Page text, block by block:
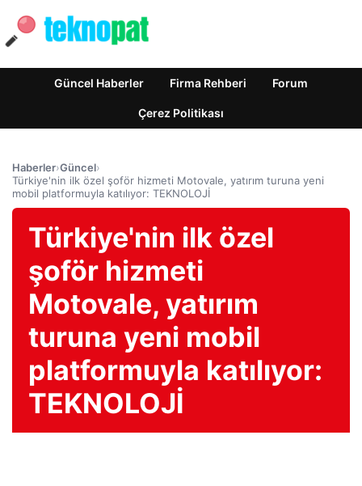
Güncel Haberler Firma Rehberi Forum
Çerez Politikası
Haberler›Güncel›
Türkiye'nin ilk özel şoför hizmeti Motovale, yatırım turuna yeni
mobil platformuyla katılıyor: TEKNOLOJİ
Türkiye'nin ilk özel
şoför hizmeti
Motovale, yatırım
turuna yeni mobil
platformuyla katılıyor:
TEKNOLOJİ